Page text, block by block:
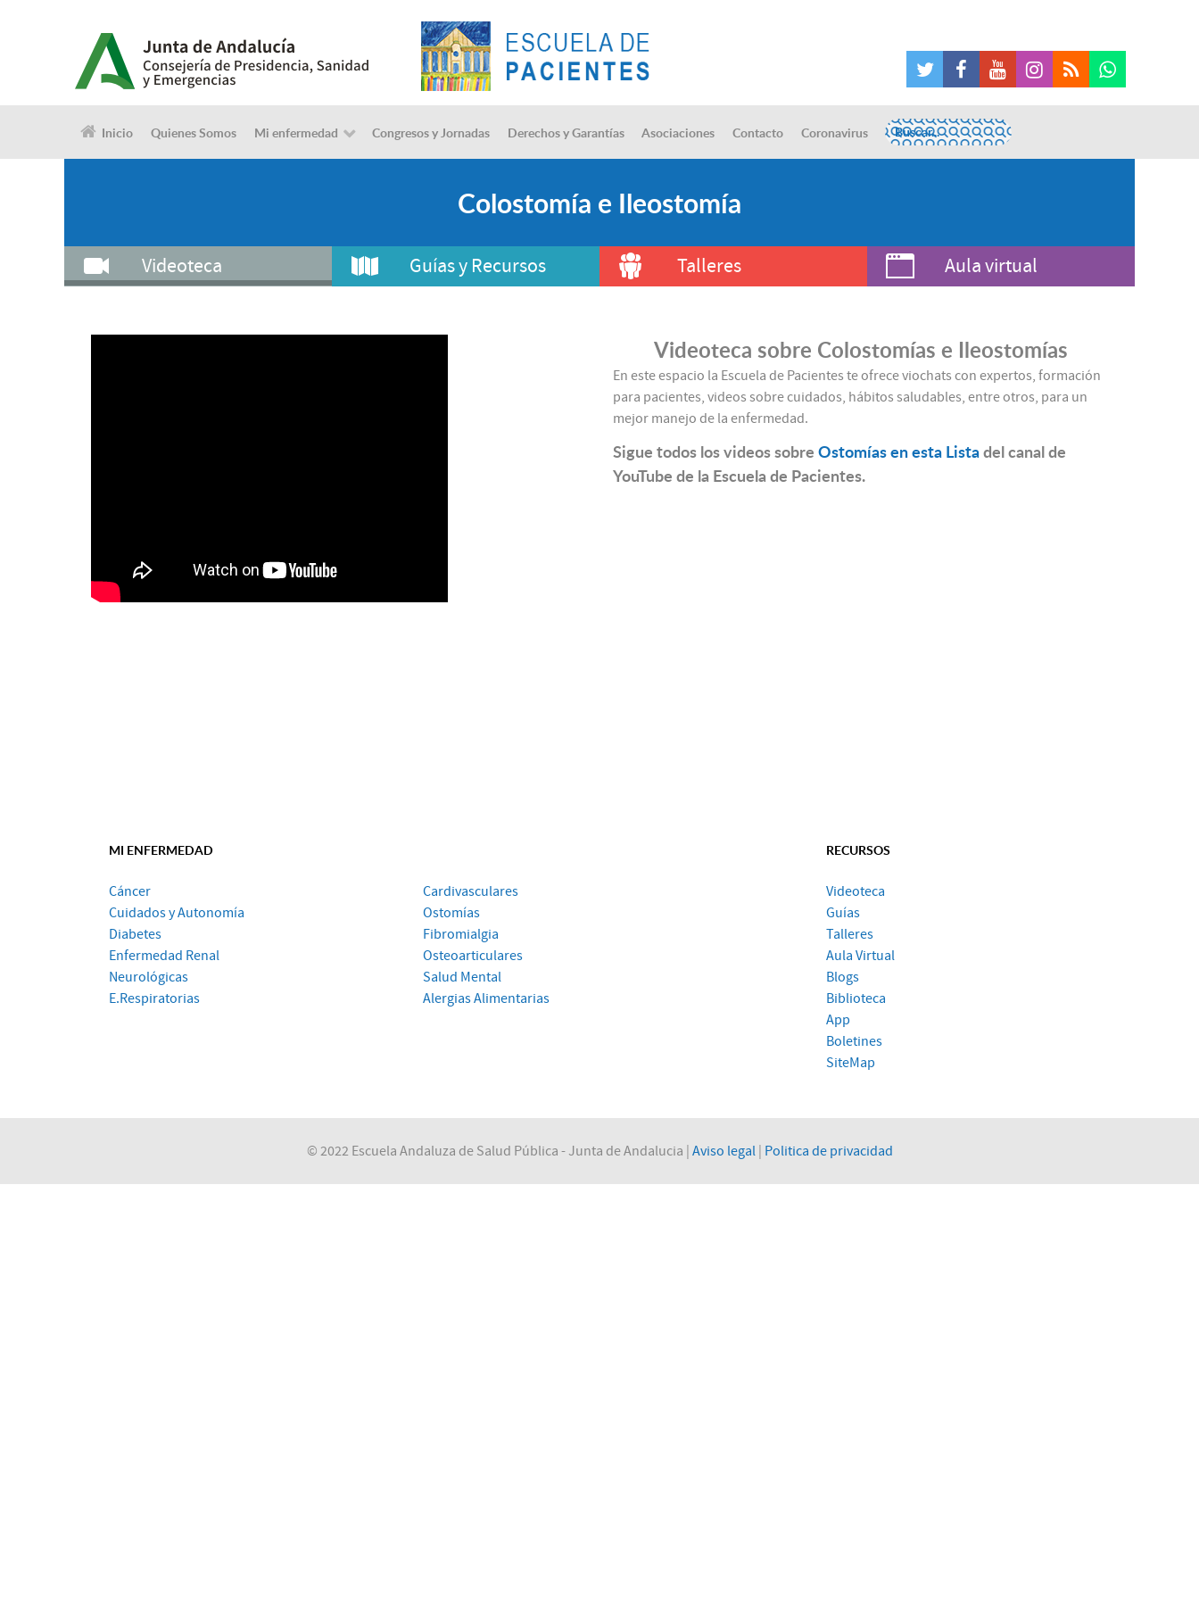
Inicio Quienes Somos Mi enfermedad Congresos y Jornadas Derechos y Garantías Asociaciones Contacto Coronavirus
Colostomía e Ileostomía
Videoteca Guías y Recursos Talleres Aula virtual
Videoteca sobre Colostomías e Ileostomías
En este espacio la Escuela de Pacientes te ofrece viochats con expertos, formación
para pacientes, videos sobre cuidados, hábitos saludables, entre otros, para un
mejor manejo de la enfermedad.
Sigue todos los videos sobreOstomías en esta Listadel canal de
YouTube de la Escuela de Pacientes.
MI ENFERMEDAD
Cáncer
Cuidados y Autonomía
Diabetes
Enfermedad Renal
Neurológicas
E.Respiratorias
Cardivasculares
Ostomías
Fibromialgia
Osteoarticulares
Salud Mental
Alergias Alimentarias
RECURSOS
Videoteca
Guías
Talleres
Aula Virtual
Blogs
Biblioteca
App
Boletines
SiteMap
© 2022 Escuela Andaluza de Salud Pública - Junta de Andalucia | Aviso legal| Politica de privacidad